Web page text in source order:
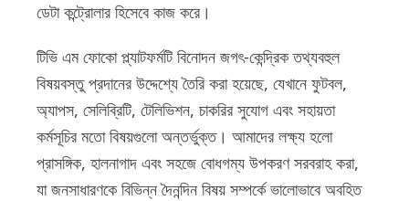
ডেটা কন্ট্রোলার হিসেবে কাজ করে।
টিভি এম ফোকো প্ল্যাটফর্মটি বিনোদন জগৎ-কেন্দ্রিক তথ্যবহুল
বিষয়বস্তু প্রদানের উদ্দেশ্যে তৈরি করা হয়েছে, যেখানে ফুটবল,
অ্যাপস, সেলিব্রিটি, টেলিভিশন, চাকরির সুযোগ এবং সহায়তা
কর্মসূচির মতো বিষয়গুলো অন্তর্ভুক্ত। আমাদের লক্ষ্য হলো
প্রাসঙ্গিক, হালনাগাদ এবং সহজে বোধগম্য উপকরণ সরবরাহ করা,
যা জনসাধারণকে বিভিন্ন দৈনন্দিন বিষয় সম্পর্কে ভালোভাবে অবহিত